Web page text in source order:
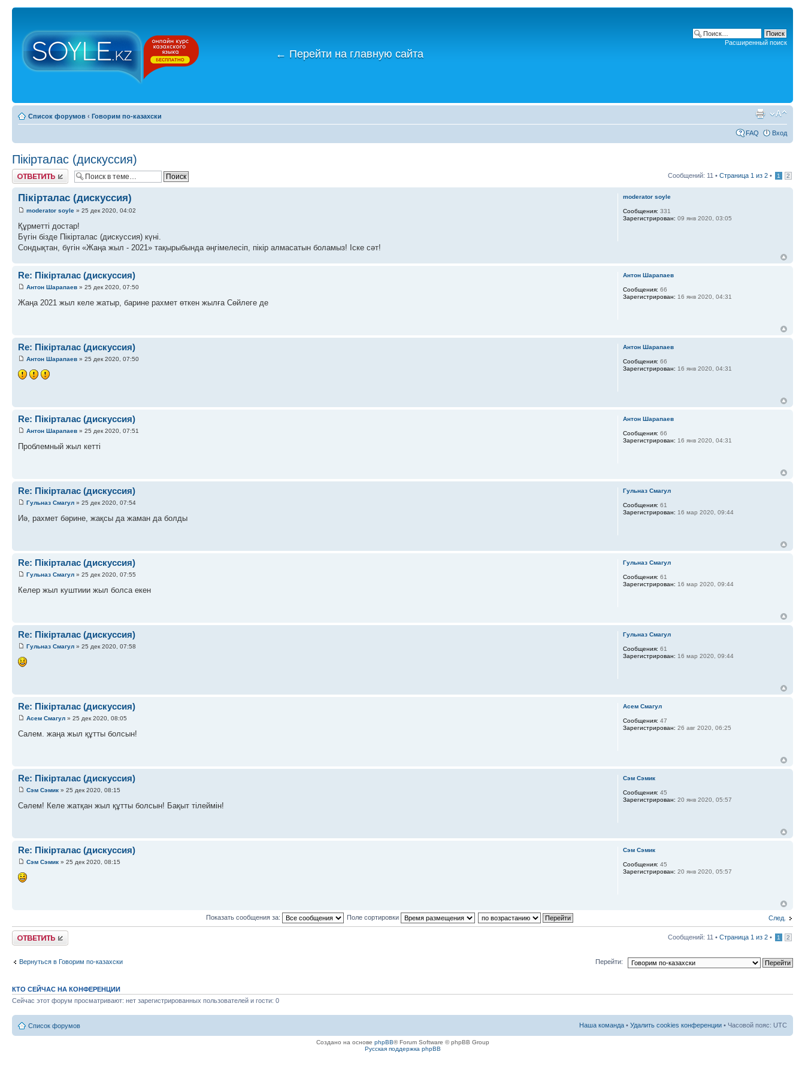
← Перейти на главную сайта
Расширенный поиск
Список форумов ‹ Говорим по-казахски
FAQ Вход
Пікірталас (дискуссия)
Ответить Сообщений: 11 • Страница 1 из 2 • 1 2
Пікірталас (дискуссия)
moderator soyle » 25 дек 2020, 04:02
Құрметті достар!
Бүгін бізде Пікірталас (дискуссия) күні.
Сондықтан, бүгін «Жаңа жыл - 2021» тақырыбында әңгімелесіп, пікір алмасатын боламыз! Іске сәт!
moderator soyle
Сообщения: 331
Зарегистрирован: 09 янв 2020, 03:05
Re: Пікірталас (дискуссия)
Антон Шарапаев » 25 дек 2020, 07:50
Жаңа 2021 жыл келе жатыр, барине рахмет өткен жылға Сөйлеге де
Антон Шарапаев
Сообщения: 66
Зарегистрирован: 16 янв 2020, 04:31
Re: Пікірталас (дискуссия)
Антон Шарапаев » 25 дек 2020, 07:50
Антон Шарапаев
Сообщения: 66
Зарегистрирован: 16 янв 2020, 04:31
Re: Пікірталас (дискуссия)
Антон Шарапаев » 25 дек 2020, 07:51
Проблемный жыл кетті
Антон Шарапаев
Сообщения: 66
Зарегистрирован: 16 янв 2020, 04:31
Re: Пікірталас (дискуссия)
Гульназ Смагул » 25 дек 2020, 07:54
Иә, рахмет бәрине, жақсы да жаман да болды
Гульназ Смагул
Сообщения: 61
Зарегистрирован: 16 мар 2020, 09:44
Re: Пікірталас (дискуссия)
Гульназ Смагул » 25 дек 2020, 07:55
Келер жыл куштиии жыл болса екен
Гульназ Смагул
Сообщения: 61
Зарегистрирован: 16 мар 2020, 09:44
Re: Пікірталас (дискуссия)
Гульназ Смагул » 25 дек 2020, 07:58
Гульназ Смагул
Сообщения: 61
Зарегистрирован: 16 мар 2020, 09:44
Re: Пікірталас (дискуссия)
Асем Смагул » 25 дек 2020, 08:05
Салем. жаңа жыл құтты болсын!
Асем Смагул
Сообщения: 47
Зарегистрирован: 26 авг 2020, 06:25
Re: Пікірталас (дискуссия)
Сэм Сэмик » 25 дек 2020, 08:15
Сәлем! Келе жатқан жыл құтты болсын! Бақыт тілеймін!
Сэм Сэмик
Сообщения: 45
Зарегистрирован: 20 янв 2020, 05:57
Re: Пікірталас (дискуссия)
Сэм Сэмик » 25 дек 2020, 08:15
Сэм Сэмик
Сообщения: 45
Зарегистрирован: 20 янв 2020, 05:57
След.
Показать сообщения за: Поле сортировки
Ответить Сообщений: 11 • Страница 1 из 2 • 1 2
Вернуться в Говорим по-казахски Перейти:
КТО СЕЙЧАС НА КОНФЕРЕНЦИИ
Сейчас этот форум просматривают: нет зарегистрированных пользователей и гости: 0
Список форумов Наша команда • Удалить cookies конференции • Часовой пояс: UTC
Создано на основе phpBB® Forum Software © phpBB Group
Русская поддержка phpBB